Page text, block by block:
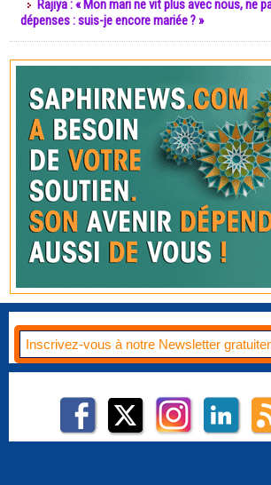
Rajiya : « Mon mari ne vit plus avec nous, ne
dépenses : suis-je encore mariée ? »